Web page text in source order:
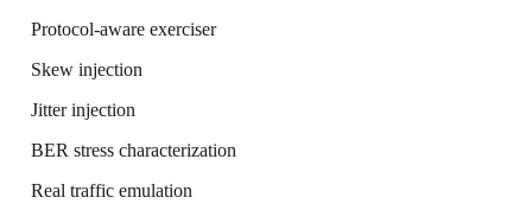
Protocol-aware exerciser
Skew injection
Jitter injection
BER stress characterization
Real traffic emulation